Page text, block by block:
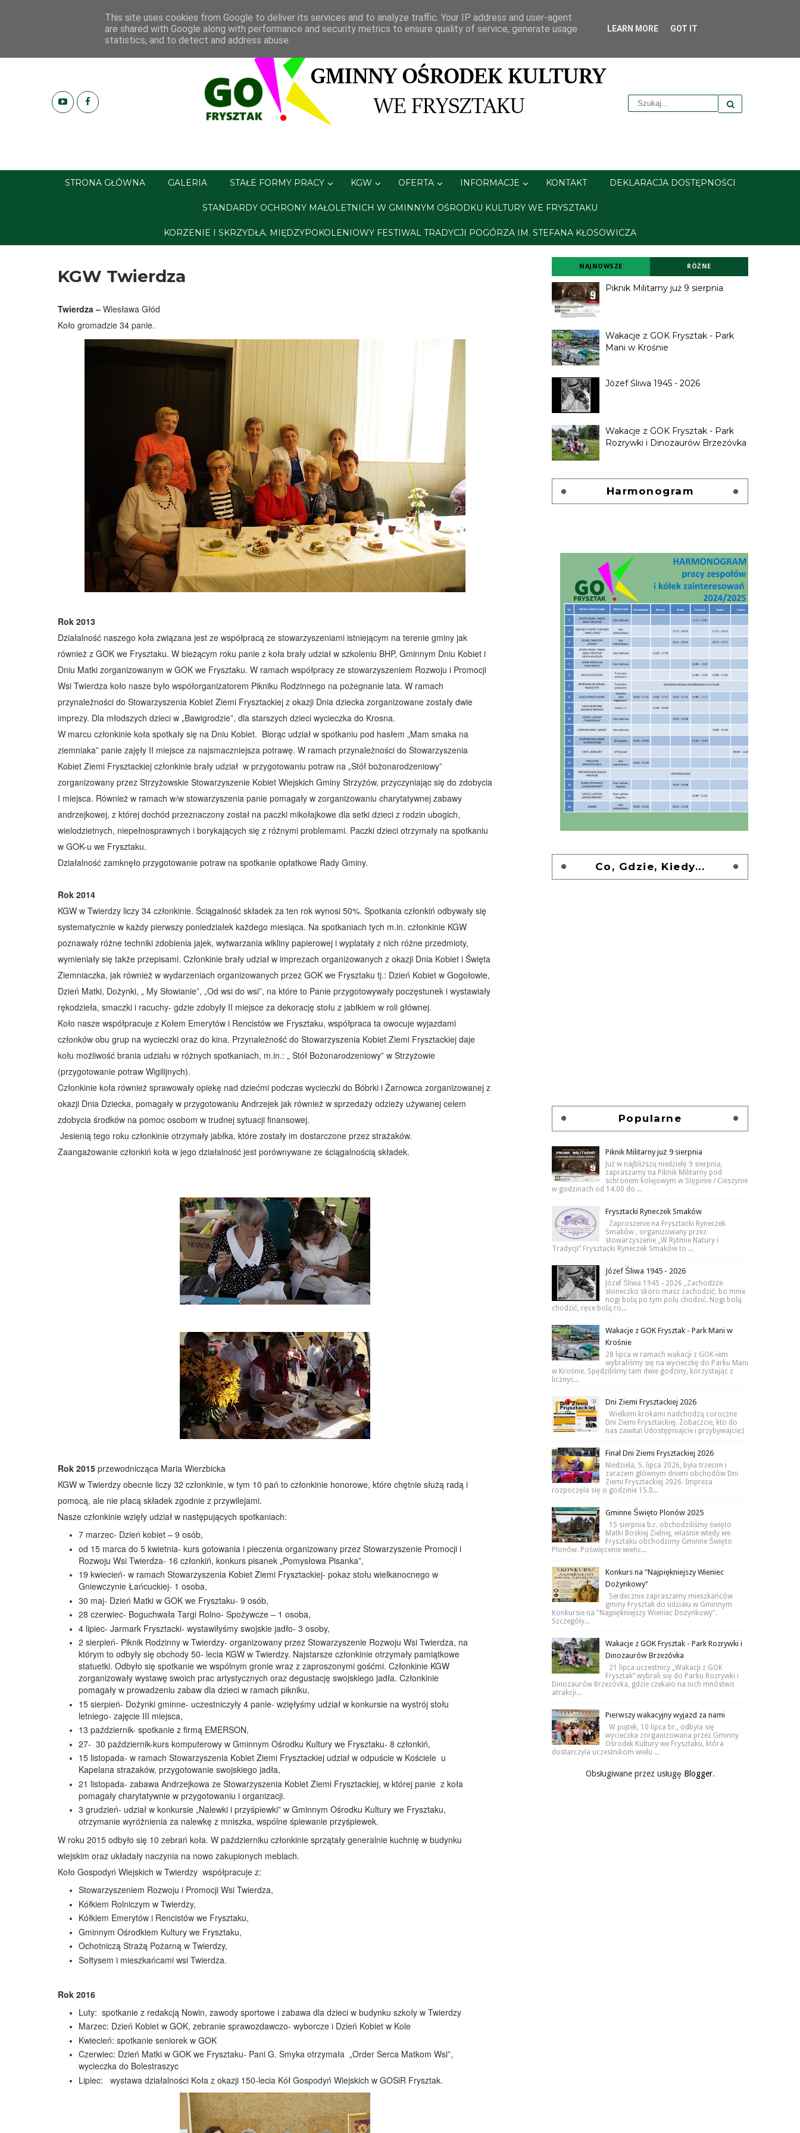
STRONA GŁÓWNA GALERIA STAŁE FORMY PRACY KGW OFERTA INFORMACJE KONTAKT DEKLARACJA DOSTĘPNOŚCI
STANDARDY OCHRONY MAŁOLETNICH W GMINNYM OŚRODKU KULTURY WE FRYSZTAKU
KORZENIE I SKRZYDŁA. MIĘDZYPOKOLENIOWY FESTIWAL TRADYCJI POGÓRZA IM. STEFANA KŁOSOWICZA
KGW Twierdza
Twierdza – Wiesława Głód
Koło gromadzie 34 panie.
Rok 2013
Działalność naszego koła związana jest ze współpracą ze stowarzyszeniami istniejącym na terenie gminy jak
również z GOK we Frysztaku. W bieżącym roku panie z koła brały udział w szkoleniu BHP, Gminnym Dniu Kobiet i
Dniu Matki zorganizowanym w GOK we Frysztaku. W ramach współpracy ze stowarzyszeniem Rozwoju i Promocji
Wsi Twierdza koło nasze było współorganizatorem Pikniku Rodzinnego na pożegnanie lata. W ramach
przynależności do Stowarzyszenia Kobiet Ziemi Frysztackiej z okazji Dnia dziecka zorganizowane zostały dwie
imprezy. Dla młodszych dzieci w „Bawigrodzie”, dla starszych dzieci wycieczka do Krosna.
W marcu członkinie koła spotkały się na Dniu Kobiet. Biorąc udział w spotkaniu pod hasłem „Mam smaka na
ziemniaka” panie zajęły II miejsce za najsmaczniejsza potrawę. W ramach przynależności do Stowarzyszenia
Kobiet Ziemi Frysztackiej członkinie brały udział w przygotowaniu potraw na „Stół bożonarodzeniowy”
zorganizowany przez Strzyżowskie Stowarzyszenie Kobiet Wiejskich Gminy Strzyżów, przyczyniając się do zdobycia
I miejsca. Również w ramach w/w stowarzyszenia panie pomagały w zorganizowaniu charytatywnej zabawy
andrzejkowej, z której dochód przeznaczony został na paczki mikołajkowe dla setki dzieci z rodzin ubogich,
wielodzietnych, niepełnosprawnych i borykających się z różnymi problemami. Paczki dzieci otrzymały na spotkaniu
w GOK-u we Frysztaku.
Działalność zamknęło przygotowanie potraw na spotkanie opłatkowe Rady Gminy.
Rok 2014
KGW w Twierdzy liczy 34 członkinie. Ściągalność składek za ten rok wynosi 50%. Spotkania członkiń odbywały się
systematycznie w każdy pierwszy poniedziałek każdego miesiąca. Na spotkaniach tych m.in. członkinie KGW
poznawały różne techniki zdobienia jajek, wytwarzania wikliny papierowej i wyplatały z nich różne przedmioty,
wymieniały się także przepisami. Członkinie brały udział w imprezach organizowanych z okazji Dnia Kobiet i Święta
Ziemniaczka, jak również w wydarzeniach organizowanych przez GOK we Frysztaku tj.: Dzień Kobiet w Gogołowie,
Dzień Matki, Dożynki, „ My Słowianie”, „Od wsi do wsi”, na które to Panie przygotowywały poczęstunek i wystawiały
rękodzieła, smaczki i racuchy- gdzie zdobyły II miejsce za dekorację stołu z jabłkiem w roli głównej.
Koło nasze współpracuje z Kołem Emerytów i Rencistów we Frysztaku, współpraca ta owocuje wyjazdami
członków obu grup na wycieczki oraz do kina. Przynależność do Stowarzyszenia Kobiet Ziemi Frysztackiej daje
kołu możliwość brania udziału w różnych spotkaniach, m.in.: „ Stół Bożonarodzeniowy” w Strzyżowie
(przygotowanie potraw Wigilijnych).
Członkinie koła również sprawowały opiekę nad dziećmi podczas wycieczki do Bóbrki i Żarnowca zorganizowanej z
okazji Dnia Dziecka, pomagały w przygotowaniu Andrzejek jak również w sprzedaży odzieży używanej celem
zdobycia środków na pomoc osobom w trudnej sytuacji finansowej.
Jesienią tego roku członkinie otrzymały jabłka, które zostały im dostarczone przez strażaków.
Zaangażowanie członkiń koła w jego działalność jest porównywane ze ściągalnością składek.
Rok 2015 przewodnicząca Maria Wierzbicka
KGW w Twierdzy obecnie liczy 32 członkinie, w tym 10 pań to członkinie honorowe, które chętnie służą radą i
pomocą, ale nie płacą składek zgodnie z przywilejami.
Nasze członkinie wzięły udział w następujących spotkaniach:
7 marzec- Dzień kobiet – 9 osób,
od 15 marca do 5 kwietnia- kurs gotowania i pieczenia organizowany przez Stowarzyszenie Promocji i
Rozwoju Wsi Twierdza- 16 członkiń, konkurs pisanek „Pomysłowa Pisanka”,
19 kwiecień- w ramach Stowarzyszenia Kobiet Ziemi Frysztackiej- pokaz stołu wielkanocnego w
Gniewczynie Łańcuckiej- 1 osoba,
30 maj- Dzień Matki w GOK we Frysztaku- 9 osób,
28 czerwiec- Boguchwała Targi Rolno- Spożywcze – 1 osoba,
4 lipiec- Jarmark Frysztacki- wystawiłyśmy swojskie jadło- 3 osoby,
2 sierpień- Piknik Rodzinny w Twierdzy- organizowany przez Stowarzyszenie Rozwoju Wsi Twierdza, na
którym to odbyły się obchody 50- lecia KGW w Twierdzy. Najstarsze członkinie otrzymały pamiątkowe
statuetki. Odbyło się spotkanie we wspólnym gronie wraz z zaproszonymi gośćmi. Członkinie KGW
zorganizowały wystawę swoich prac artystycznych oraz degustację swojskiego jadła. Członkinie
pomagały w prowadzeniu zabaw dla dzieci w ramach pikniku,
15 sierpień- Dożynki gminne- uczestniczyły 4 panie- wzięłyśmy udział w konkursie na wystrój stołu
letniego- zajęcie III miejsca,
13 październik- spotkanie z firmą EMERSON,
27- 30 październik-kurs komputerowy w Gminnym Ośrodku Kultury we Frysztaku- 8 członkiń,
15 listopada- w ramach Stowarzyszenia Kobiet Ziemi Frysztackiej udział w odpuście w Kościele u
Kapelana strażaków, przygotowanie swojskiego jadła,
21 listopada- zabawa Andrzejkowa ze Stowarzyszenia Kobiet Ziemi Frysztackiej, w której panie z koła
pomagały charytatywnie w przygotowaniu i organizacji.
3 grudzień- udział w konkursie „Nalewki i przyśpiewki” w Gminnym Ośrodku Kultury we Frysztaku,
otrzymanie wyróżnienia za nalewkę z mniszka, wspólne śpiewanie przyśpiewek.
W roku 2015 odbyło się 10 zebrań koła. W październiku członkinie sprzątały generalnie kuchnię w budynku
wiejskim oraz układały naczynia na nowo zakupionych meblach.
Koło Gospodyń Wiejskich w Twierdzy współpracuje z:
Stowarzyszeniem Rozwoju i Promocji Wsi Twierdza,
Kółkiem Rolniczym w Twierdzy,
Kółkiem Emerytów i Rencistów we Frysztaku,
Gminnym Ośrodkiem Kultury we Frysztaku,
Ochotniczą Strażą Pożarną w Twierdzy,
Sołtysem i mieszkańcami wsi Twierdza.
Rok 2016
Luty: spotkanie z redakcją Nowin, zawody sportowe i zabawa dla dzieci w budynku szkoły w Twierdzy
Marzec: Dzień Kobiet w GOK, zebranie sprawozdawczo- wyborcze i Dzień Kobiet w Kole
Kwiecień: spotkanie seniorek w GOK
Czerwiec: Dzień Matki w GOK we Frysztaku- Pani G. Smyka otrzymała „Order Serca Matkom Wsi”,
wycieczka do Bolestraszyc
Lipiec: wystawa działalności Koła z okazji 150-lecia Kół Gospodyń Wiejskich w GOSiR Frysztak.
NAJNOWSZE RÓŻNE
Piknik Militarny już 9 sierpnia
Wakacje z GOK Frysztak - Park
Mani w Krośnie
Józef Śliwa 1945 - 2026
Wakacje z GOK Frysztak - Park
Rozrywki i Dinozaurów Brzezóvka
Harmonogram
Co, Gdzie, Kiedy...
Popularne
Piknik Militarny już 9 sierpnia
Już w najbliższą niedzielę 9 sierpnia,
zapraszamy na Piknik Militarny pod
schronem kolejowym w Stępinie / Cieszynie
w godzinach od 14.00 do ...
Frysztacki Ryneczek Smaków
Zaproszenie na Frysztacki Ryneczek
Smaków , organizowany przez
stowarzyszenie „W Rytmie Natury i
Tradycji” Frysztacki Ryneczek Smaków to ...
Józef Śliwa 1945 - 2026
Józef Śliwa 1945 - 2026 „Zachodźże
słoneczko skoro masz zachodzić, bo mnie
nogi bolą po tym polu chodzić. Nogi bolą
chodzić, ręce bolą ro...
Wakacje z GOK Frysztak - Park Mani w
Krośnie
28 lipca w ramach wakacji z GOK-iem
wybraliśmy się na wycieczkę do Parku Mani
w Krośnie. Spędziliśmy tam dwie godziny, korzystając z
licznyc...
Dni Ziemi Frysztackiej 2026
Wielkimi krokami nadchodzą coroczne
Dni Ziemi Frysztackiej. Zobaczcie, kto do
nas zawita! Udostępniajcie i przybywajcie:)
Finał Dni Ziemi Frysztackiej 2026
Niedziela, 5. lipca 2026, była trzecim i
zarazem głównym dniem obchodów Dni
Ziemi Frysztackiej 2026. Impreza
rozpoczęła się o godzinie 15.0...
Gminne Święto Plonów 2025
15 sierpnia b.r. obchodziliśmy święto
Matki Boskiej Zielnej, właśnie wtedy we
Frysztaku obchodzimy Gminne Święto
Plonów. Poświęcenie wieńc...
Konkurs na "Najpiękniejszy Wieniec
Dożynkowy"
Serdecznie zapraszamy mieszkańców
gminy Frysztak do udziału w Gminnym
Konkursie na "Najpiękniejszy Wieniec Dożynkowy".
Szczegóły...
Wakacje z GOK Frysztak - Park Rozrywki i
Dinozaurów Brzezóvka
21 lipca uczestnicy „Wakacji z GOK
Frysztak” wybrali się do Parku Rozrywki i
Dinozaurów Brzezóvka, gdzie czekało na nich mnóstwo
atrakcji...
Pierwszy wakacyjny wyjazd za nami
W piątek, 10 lipca br., odbyła się
wycieczka zorganizowana przez Gminny
Ośrodek Kultury we Frysztaku, która
dostarczyła uczestnikom wielu ...
Obsługiwane przez usługę Blogger.
This site uses cookies from Google to deliver its services and to analyze traffic. Your IP address and user-agent
are shared with Google along with performance and security metrics to ensure quality of service, generate usage
statistics, and to detect and address abuse.
LEARN MORE GOT IT